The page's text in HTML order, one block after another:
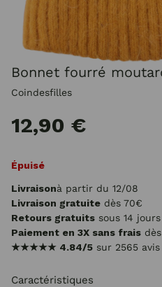
Bonnet fourré
Coindesfilles
12,90 €
Épuisé
Livraisonà partir du 12/08
Livraison gratuite dès 70€
Retours gratuits sous 14 jours
Paiement en 3X sans frais
★★★★★ 4.84/5 sur 2565 avis
Caractéristiques